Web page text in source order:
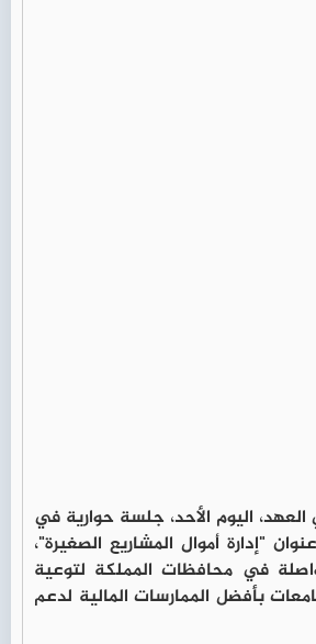
اليوم الأحد، جلسة حوارية في
"إدارة أموال المشاريع الصغيرة"،
في محافظات المملكة لتوعية
بأفضل الممارسات المالية لدعم